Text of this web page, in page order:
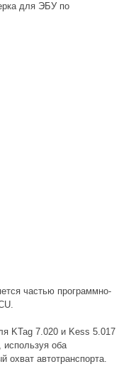
для ЭБУ по
частью программно-
KTag 7.020 и Kess 5.017
оба
охват автотранспорта.